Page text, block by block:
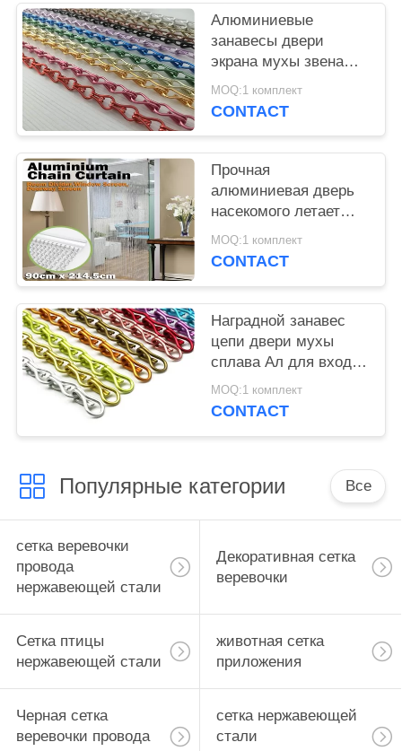
Алюминиевые
занавесы двери
экрана мухы звена
цепи и насекомого
цепи 1.6мм 1.8мм
MOQ:1 комплект
CONTACT
Прочная
алюминиевая дверь
насекомого летает
занавес экрана
цепной для
MOQ:1 комплект
CONTACT
Наградной занавес
цепи двери мухы
сплава Ал для входов
для того чтобы
держать вне
MOQ:1 комплект
CONTACT
Популярные категории Все
сетка веревочки
провода
нержавеющей стали
Декоративная сетка
веревочки
Сетка птицы
нержавеющей стали
животная сетка
приложения
Черная сетка
веревочки провода
сетка нержавеющей
стали